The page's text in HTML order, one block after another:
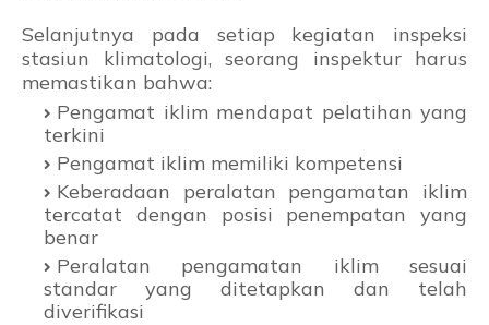
Selanjutnya pada setiap kegiatan inspeksi
stasiun klimatologi, seorang inspektur harus
memastikan bahwa:
Pengamat iklim mendapat pelatihan yang
terkini
Pengamat iklim memiliki kompetensi
Keberadaan peralatan pengamatan iklim
tercatat dengan posisi penempatan yang
benar
Peralatan pengamatan iklim sesuai
standar yang ditetapkan dan telah
diverifikasi